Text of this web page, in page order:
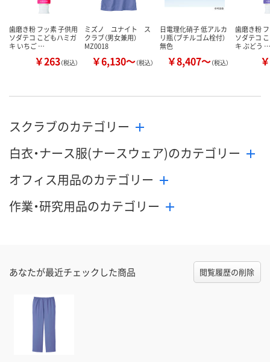
歯磨き粉 フッ素 子供用
ソダテコ こどもハミガ
キ いちご …
￥263（税込）
ミズノ ユナイト ス
クラブ（男女兼用）
MZ0018
￥6,130～（税込）
日電理化硝子 低アルカ
リ瓶（ブチルゴム栓付）
無色
￥8,407～（税込）
歯磨き粉
ソダテコ
キ ぶどう …
スクラブのカテゴリー
白衣・ナース服(ナースウェア)のカテゴリー
オフィス用品のカテゴリー
作業・研究用品のカテゴリー
あなたが最近チェックした商品 閲覧履歴の削除